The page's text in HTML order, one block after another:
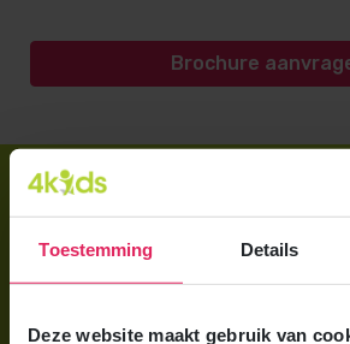
Toestemming Details
Deze website maakt gebruik van
Brochure
Direct regelen
Brochure aanvragen